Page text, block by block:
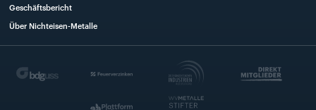
Geschäftsbericht
Über Nichteisen-Metalle